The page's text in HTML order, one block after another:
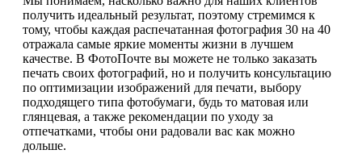
получить идеальный результат, поэтому стремимся к
тому, чтобы каждая распечатанная фотография 30 на 40
отражала самые яркие моменты жизни в лучшем
качестве. В ФотоПочте вы можете не только заказать
печать своих фотографий, но и получить консультацию
по оптимизации изображений для печати, выбору
подходящего типа фотобумаги, будь то матовая или
глянцевая, а также рекомендации по уходу за
отпечатками, чтобы они радовали вас как можно
дольше.